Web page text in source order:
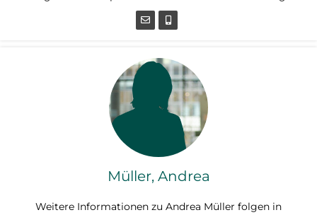
Müller, Andrea
Weitere Informationen zu Andrea Müller folgen in